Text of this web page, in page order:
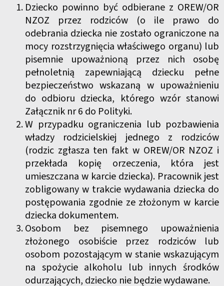
Dziecko powinno być odbierane z OREW/OR
NZOZ przez rodziców (o ile prawo do
odebrania dziecka nie zostało ograniczone na
mocy rozstrzygnięcia właściwego organu) lub
pisemnie upoważnioną przez nich osobę
pełnoletnią zapewniającą dziecku pełne
bezpieczeństwo wskazaną w upoważnieniu
do odbioru dziecka, którego wzór stanowi
Załącznik nr 6 do Polityki.
W przypadku ograniczenia lub pozbawienia
władzy rodzicielskiej jednego z rodziców
(rodzic zgłasza ten fakt w OREW/OR NZOZ i
przekłada kopię orzeczenia, która jest
umieszczana w karcie dziecka). Pracownik jest
zobligowany w trakcie wydawania dziecka do
postępowania zgodnie ze złożonym w karcie
dziecka dokumentem.
Osobom bez pisemnego upoważnienia
złożonego osobiście przez rodziców lub
osobom pozostającym w stanie wskazującym
na spożycie alkoholu lub innych środków
odurzających, dziecko nie będzie wydawane.